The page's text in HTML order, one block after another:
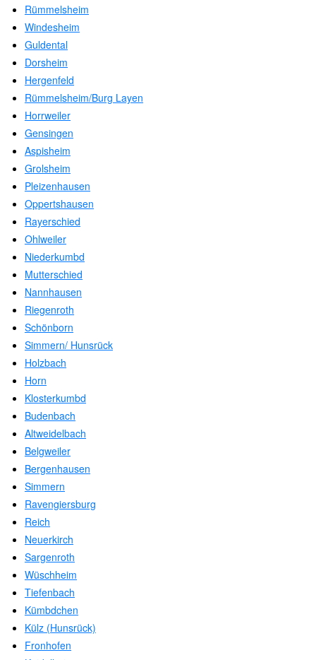
Rümmelsheim
Windesheim
Guldental
Dorsheim
Hergenfeld
Rümmelsheim/Burg Layen
Horrweiler
Gensingen
Aspisheim
Grolsheim
Pleizenhausen
Oppertshausen
Rayerschied
Ohlweiler
Niederkumbd
Mutterschied
Nannhausen
Riegenroth
Schönborn
Simmern/ Hunsrück
Holzbach
Horn
Klosterkumbd
Budenbach
Altweidelbach
Belgweiler
Bergenhausen
Simmern
Ravengiersburg
Reich
Neuerkirch
Sargenroth
Wüschheim
Tiefenbach
Kümbdchen
Külz (Hunsrück)
Fronhofen